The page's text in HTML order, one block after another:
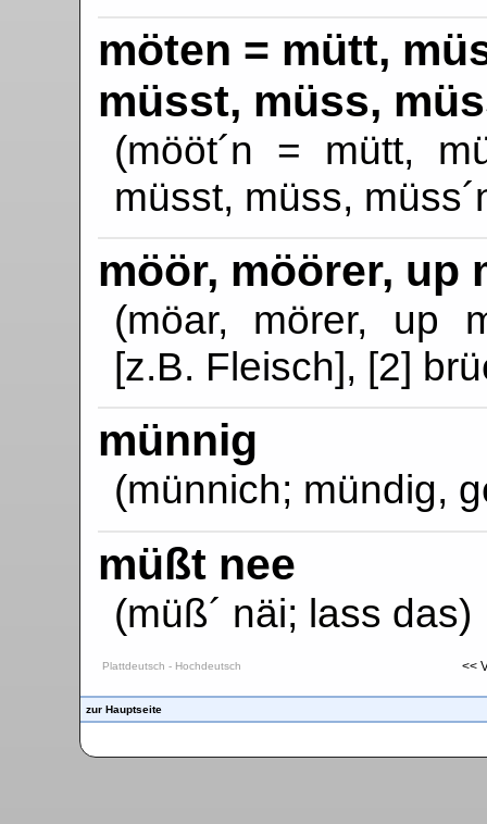
möten = mütt,
müsst, müss,
(mööt´n = mütt,
müsst, müss,
möör, möörer, up
(möar, mörer, up
[z.B. Fleisch], [2]
münnig
(münnich; mündig,
müßt nee
(müß´ näi; lass das)
Plattdeutsch - Hochdeutsch <<
zur Hauptseite